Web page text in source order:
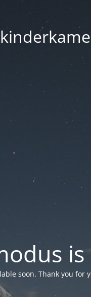
is
soon. Thank you for